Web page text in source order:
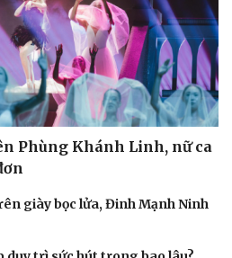
Phùng Khánh Linh, nữ ca
giày bọc lửa, Đinh Mạnh Ninh